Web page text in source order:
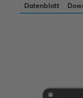
Datenblatt